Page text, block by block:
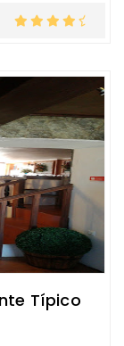
Típico